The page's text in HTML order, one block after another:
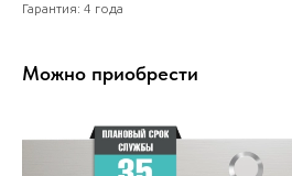
Гарантия: 4 года
Можно приобрести